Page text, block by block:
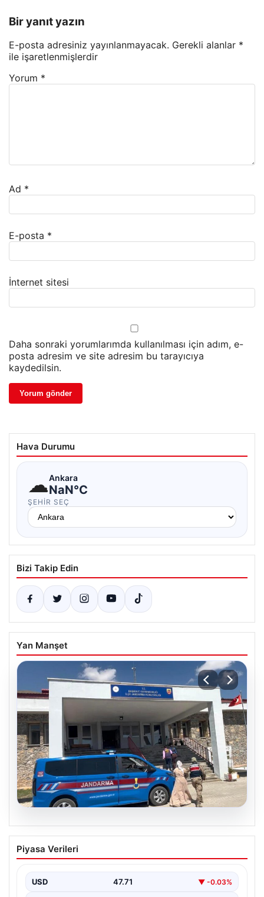
Bir yanıt yazın
E-posta adresiniz yayınlanmayacak. Gerekli alanlar *
ile işaretlenmişlerdir
Yorum *
Ad *
E-posta *
İnternet sitesi
Daha sonraki yorumlarımda kullanılması için adım, e-
posta adresim ve site adresim bu tarayıcıya
kaydedilsin.
Hava Durumu
☁Ankara
NaN°C
ŞEHIR SEÇ
Bizi Takip Edin
Yan Manşet
08.08.2026
Başka Bir Gözle: Damlanur’un
Ölümündeki Gerçekler Gün Yüzüne
Van’ın Başkale ilçesinde yaşanan ve uzun süredir
Piyasa Verileri
USD 47.71 ▼ -0.03%